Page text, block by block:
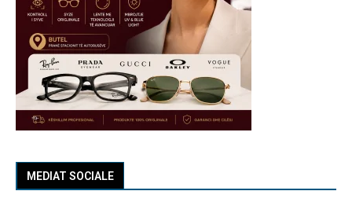
MEDIAT SOCIALE